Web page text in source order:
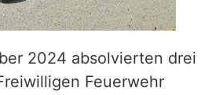
2024 absolvierten drei
Feuerwehr